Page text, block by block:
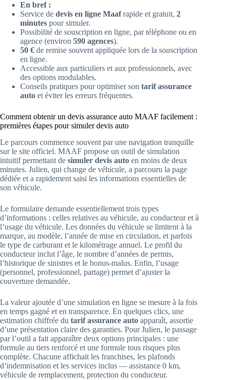
En bref :
Service de devis en ligne Maafrapide et gratuit, 2
minutes pour simuler.
Possibilité de souscription en ligne, par téléphone ou en
agence (environ 590 agences).
50 € de remise souvent appliquée lors de la souscription
en ligne.
Accessible aux particuliers et aux professionnels, avec
des options modulables.
Conseils pratiques pour optimiser son tarif assurance
auto et éviter les erreurs fréquentes.
Comment obtenir un devis assurance auto MAAF facilement :
premières étapes pour simuler devis auto
Le parcours commence souvent par une navigation tranquille
sur le site officiel. MAAF propose un outil de simulation
intuitif permettant de simuler devis auto en moins de deux
minutes. Julien, qui change de véhicule, a parcouru la page
dédiée et a rapidement saisi les informations essentielles de
son véhicule.
Le formulaire demande essentiellement trois types
d’informations : celles relatives au véhicule, au conducteur et à
l’usage du véhicule. Les données du véhicule se limitent à la
marque, au modèle, l’année de mise en circulation, et parfois
le type de carburant et le kilométrage annuel. Le profil du
conducteur inclut l’âge, le nombre d’années de permis,
l’historique de sinistres et le bonus-malus. Enfin, l’usage
(personnel, professionnel, partage) permet d’ajuster la
couverture demandée.
La valeur ajoutée d’une simulation en ligne se mesure à la fois
en temps gagné et en transparence. En quelques clics, une
estimation chiffrée du tarif assurance auto apparaît, assortie
d’une présentation claire des garanties. Pour Julien, le passage
par l’outil a fait apparaître deux options principales : une
formule au tiers renforcé et une formule tous risques plus
complète. Chacune affichait les franchises, les plafonds
d’indemnisation et les services inclus — assistance 0 km,
véhicule de remplacement, protection du conducteur.